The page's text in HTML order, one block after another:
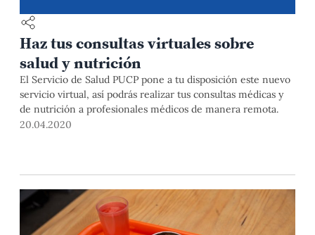
Haz tus consultas virtuales sobre
salud y nutrición
El Servicio de Salud PUCP pone a tu disposición este nuevo
servicio virtual, así podrás realizar tus consultas médicas y
de nutrición a profesionales médicos de manera remota.
20.04.2020